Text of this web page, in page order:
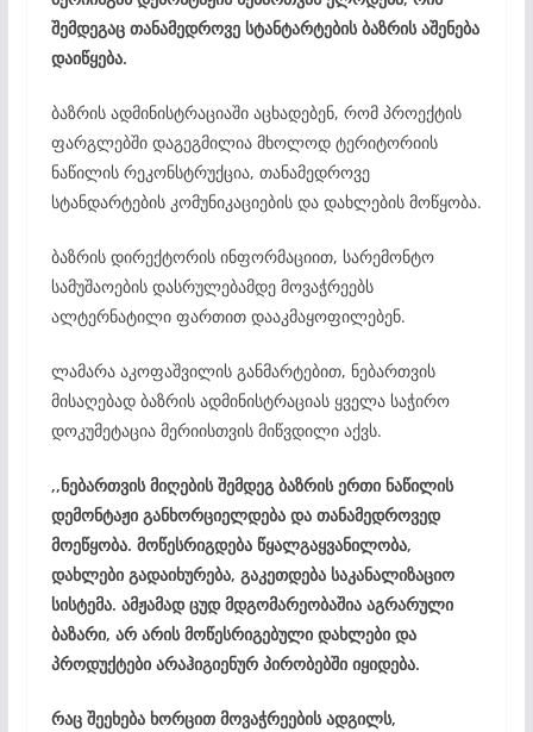
შემდეგაც თანამედროვე სტანტარტების ბაზრის აშენება
დაიწყება.
ბაზრის ადმინისტრაციაში აცხადებენ, რომ პროექტის
ფარგლებში დაგეგმილია მხოლოდ ტერიტორიის
ნაწილის რეკონსტრუქცია, თანამედროვე
სტანდარტების კომუნიკაციების და დახლების მოწყობა.
ბაზრის დირექტორის ინფორმაციით, სარემონტო
სამუშაოების დასრულებამდე მოვაჭრეებს
ალტერნატილი ფართით დააკმაყოფილებენ.
ლამარა აკოფაშვილის განმარტებით, ნებართვის
მისაღებად ბაზრის ადმინისტრაციას ყველა საჭირო
დოკუმეტაცია მერიისთვის მიწვდილი აქვს.
,,ნებართვის მიღების შემდეგ ბაზრის ერთი ნაწილის
დემონტაჟი განხორციელდება და თანამედროვედ
მოეწყობა. მოწესრიგდება წყალგაყვანილობა,
დახლები გადაიხურება, გაკეთდება საკანალიზაციო
სისტემა. ამჟამად ცუდ მდგომარეობაშია აგრარული
ბაზარი, არ არის მოწესრიგებული დახლები და
პროდუქტები არაჰიგიენურ პირობებში იყიდება.
რაც შეეხება ხორცით მოვაჭრეების ადგილს,